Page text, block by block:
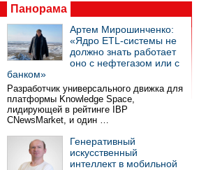
Панорама
Артем Мирошинченко:
«Ядро ETL-системы не
должно знать работает
оно с нефтегазом или с
банком»
Разработчик универсального движка для
платформы Knowledge Space,
лидирующей в рейтинге IBP
CNewsMarket, и один …
Генеративный
искусственный
интеллект в мобильной